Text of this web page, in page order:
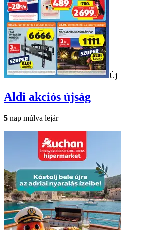
Új
Aldi akciós újság
5 nap múlva lejár